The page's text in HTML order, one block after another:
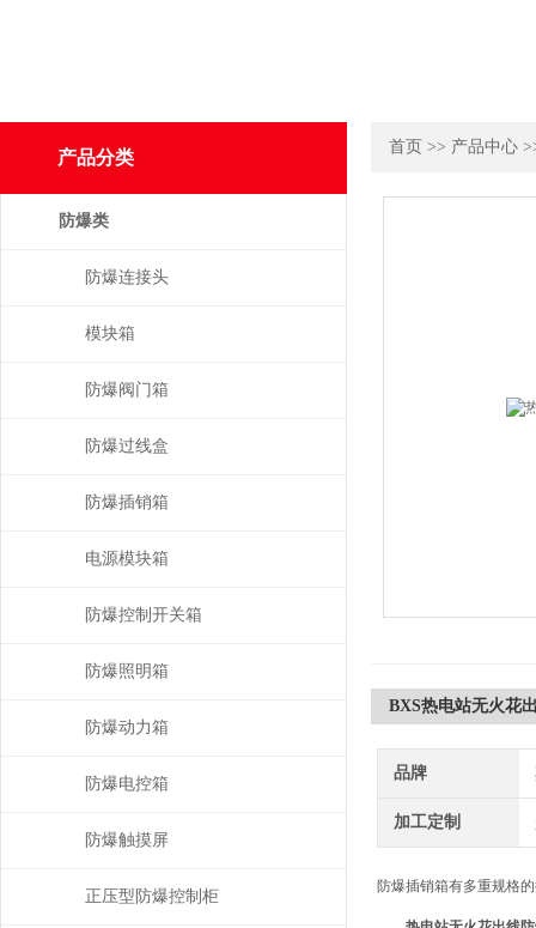
首页 >> 产品中心
BXS热电站无火花
品牌
加工定制
防爆插销箱有多重规格
产品分类
防爆类
防爆连接头
模块箱
防爆阀门箱
防爆过线盒
防爆插销箱
电源模块箱
防爆控制开关箱
防爆照明箱
防爆动力箱
防爆电控箱
防爆触摸屏
正压型防爆控制柜